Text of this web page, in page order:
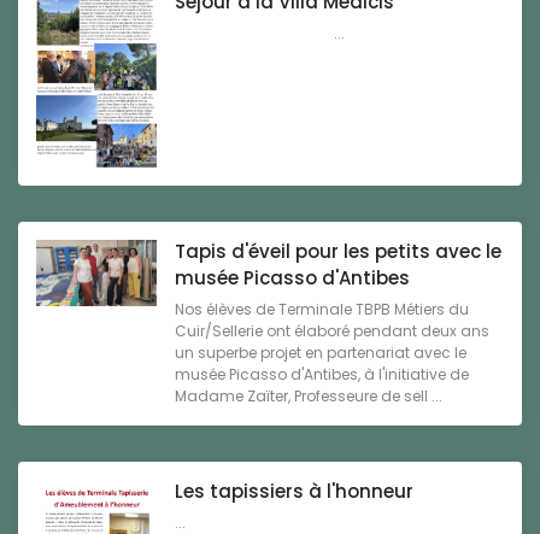
...
Tapis d'éveil pour les petits avec le
musée Picasso d'Antibes
Nos élèves de Terminale TBPB Métiers du
Cuir/Sellerie ont élaboré pendant deux ans
un superbe projet en partenariat avec le
musée Picasso d'Antibes, à l'initiative de
Madame Zaïter, Professeure de sell ...
Les tapissiers à l'honneur
...